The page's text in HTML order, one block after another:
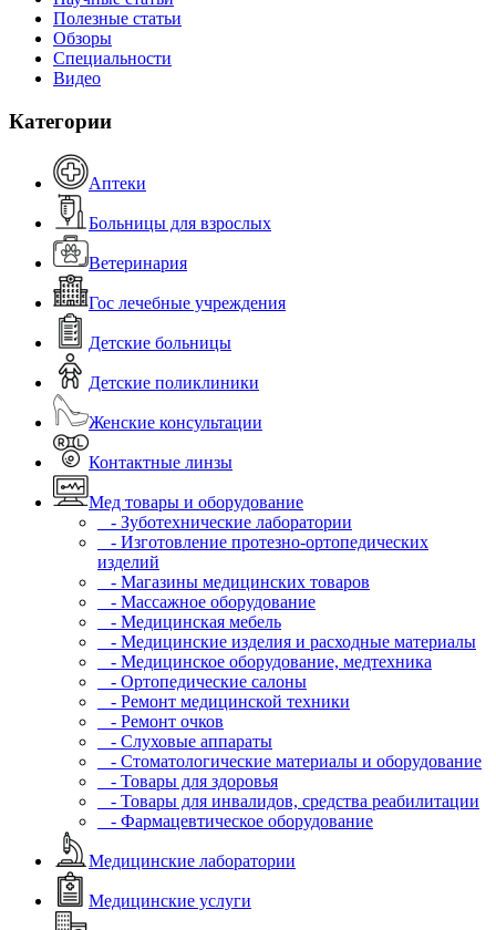
Полезные статьи
Обзоры
Специальности
Видео
Категории
Аптеки
Больницы для взрослых
Ветеринария
Гос лечебные учреждения
Детские больницы
Детские поликлиники
Женские консультации
Контактные линзы
Мед товары и оборудование
- Зуботехнические лаборатории
- Изготовление протезно-ортопедических
изделий
- Магазины медицинских товаров
- Массажное оборудование
- Медицинская мебель
- Медицинские изделия и расходные материалы
- Медицинское оборудование, медтехника
- Ортопедические салоны
- Ремонт медицинской техники
- Ремонт очков
- Слуховые аппараты
- Стоматологические материалы и оборудование
- Товары для здоровья
- Товары для инвалидов, средства реабилитации
- Фармацевтическое оборудование
Медицинские лаборатории
Медицинские услуги